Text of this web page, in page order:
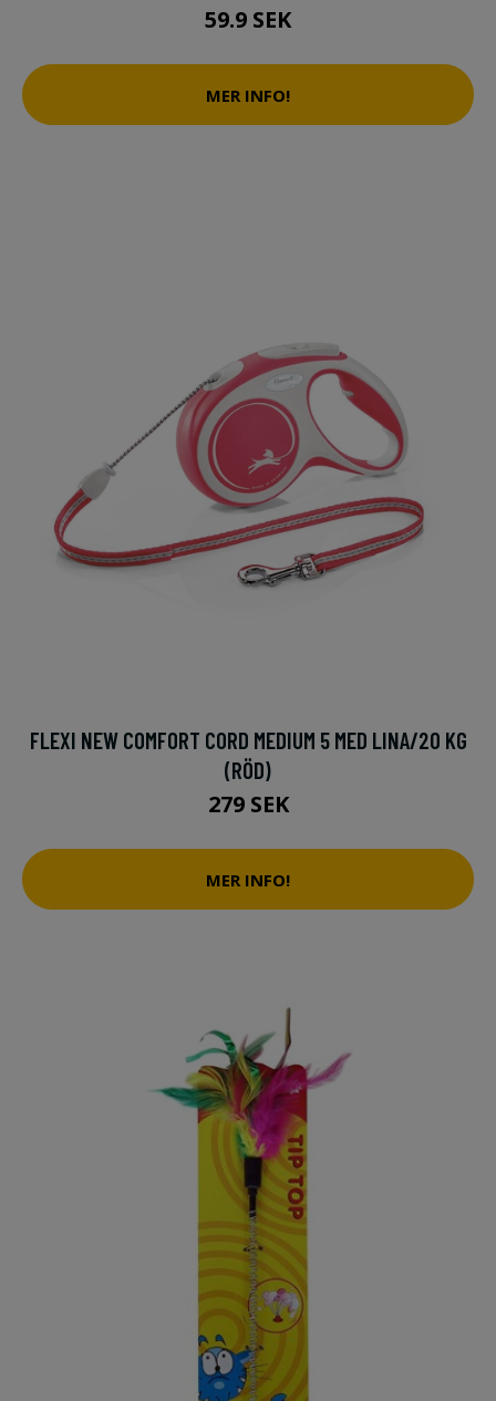
59.9 SEK
MER INFO!
FLEXI NEW COMFORT CORD MEDIUM 5 MED LINA/20 KG
(RÖD)
279 SEK
MER INFO!